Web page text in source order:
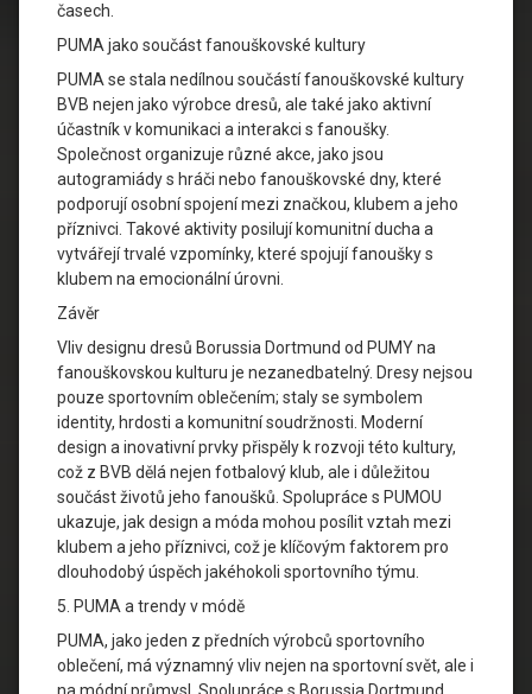
časech.
PUMA jako součást fanouškovské kultury
PUMA se stala nedílnou součástí fanouškovské kultury
BVB nejen jako výrobce dresů, ale také jako aktivní
účastník v komunikaci a interakci s fanoušky.
Společnost organizuje různé akce, jako jsou
autogramiády s hráči nebo fanouškovské dny, které
podporují osobní spojení mezi značkou, klubem a jeho
příznivci. Takové aktivity posilují komunitní ducha a
vytvářejí trvalé vzpomínky, které spojují fanoušky s
klubem na emocionální úrovni.
Závěr
Vliv designu dresů Borussia Dortmund od PUMY na
fanouškovskou kulturu je nezanedbatelný. Dresy nejsou
pouze sportovním oblečením; staly se symbolem
identity, hrdosti a komunitní soudržnosti. Moderní
design a inovativní prvky přispěly k rozvoji této kultury,
což z BVB dělá nejen fotbalový klub, ale i důležitou
součást životů jeho fanoušků. Spolupráce s PUMOU
ukazuje, jak design a móda mohou posílit vztah mezi
klubem a jeho příznivci, což je klíčovým faktorem pro
dlouhodobý úspěch jakéhokoli sportovního týmu.
5. PUMA a trendy v módě
PUMA, jako jeden z předních výrobců sportovního
oblečení, má významný vliv nejen na sportovní svět, ale i